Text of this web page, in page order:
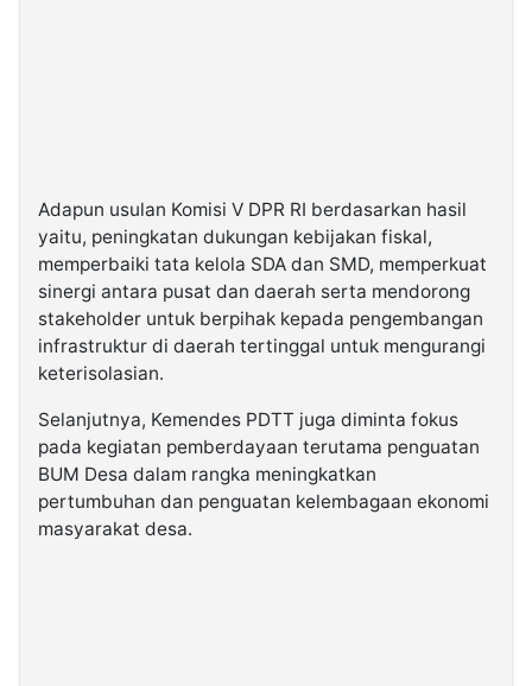
Adapun usulan Komisi V DPR RI berdasarkan hasil
yaitu, peningkatan dukungan kebijakan fiskal,
memperbaiki tata kelola SDA dan SMD, memperkuat
sinergi antara pusat dan daerah serta mendorong
stakeholder untuk berpihak kepada pengembangan
infrastruktur di daerah tertinggal untuk mengurangi
keterisolasian.
Selanjutnya, Kemendes PDTT juga diminta fokus
pada kegiatan pemberdayaan terutama penguatan
BUM Desa dalam rangka meningkatkan
pertumbuhan dan penguatan kelembagaan ekonomi
masyarakat desa.